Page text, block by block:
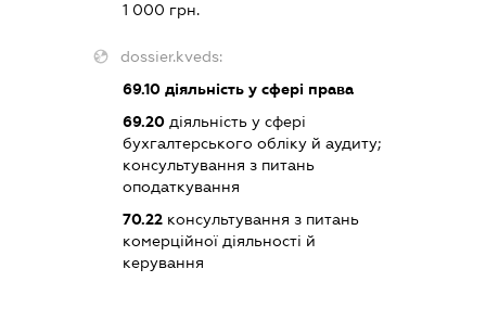
1 000 грн.
dossier.kveds:
69.10 діяльність у сфері права
69.20 діяльність у сфері
бухгалтерського обліку й аудиту;
консультування з питань
оподаткування
70.22 консультування з питань
комерційної діяльності й
керування